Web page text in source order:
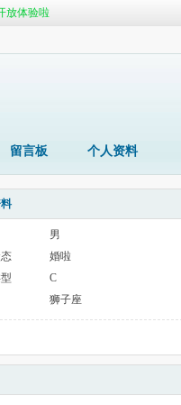
留言板 个人资料
男
婚啦
C
狮子座
放体验啦